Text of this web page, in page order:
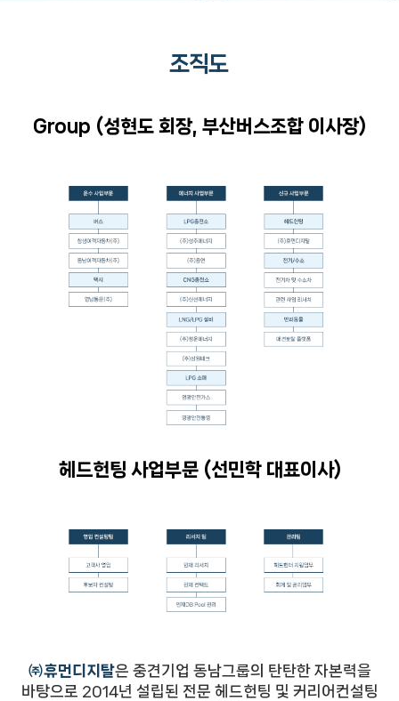
조직도
Group (성현도 회장, 부산버스조합 이사장)
헤드헌팅 사업부문 (선민학 대표이사)
㈜휴먼디지탈은 중견기업 동남그룹의 탄탄한 자본력을
바탕으로 2014년 설립된 전문 헤드헌팅 및 커리어컨설팅